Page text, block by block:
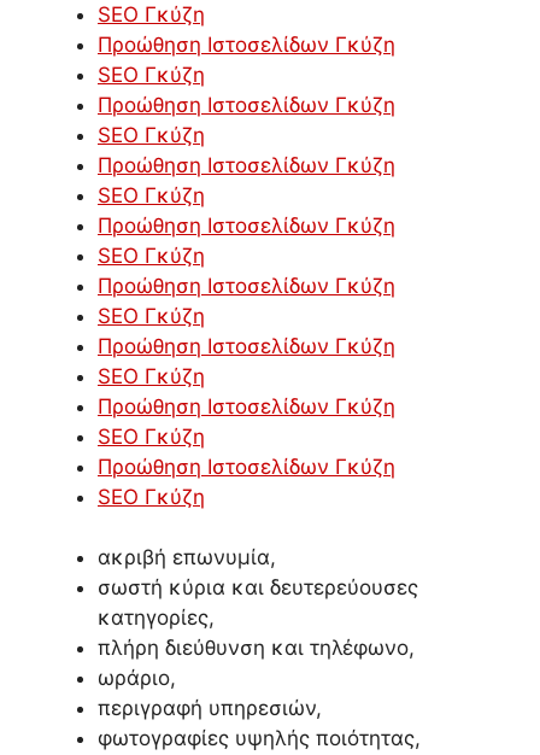
SEO Γκύζη
Προώθηση Ιστοσελίδων Γκύζη
SEO Γκύζη
Προώθηση Ιστοσελίδων Γκύζη
SEO Γκύζη
Προώθηση Ιστοσελίδων Γκύζη
SEO Γκύζη
Προώθηση Ιστοσελίδων Γκύζη
SEO Γκύζη
Προώθηση Ιστοσελίδων Γκύζη
SEO Γκύζη
Προώθηση Ιστοσελίδων Γκύζη
SEO Γκύζη
Προώθηση Ιστοσελίδων Γκύζη
SEO Γκύζη
Προώθηση Ιστοσελίδων Γκύζη
SEO Γκύζη
ακριβή επωνυμία,
σωστή κύρια και δευτερεύουσες
κατηγορίες,
πλήρη διεύθυνση και τηλέφωνο,
ωράριο,
περιγραφή υπηρεσιών,
φωτογραφίες υψηλής ποιότητας,